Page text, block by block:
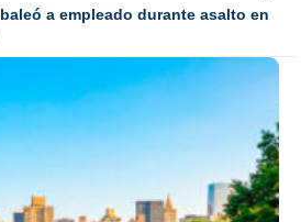
a empleado durante asalto en